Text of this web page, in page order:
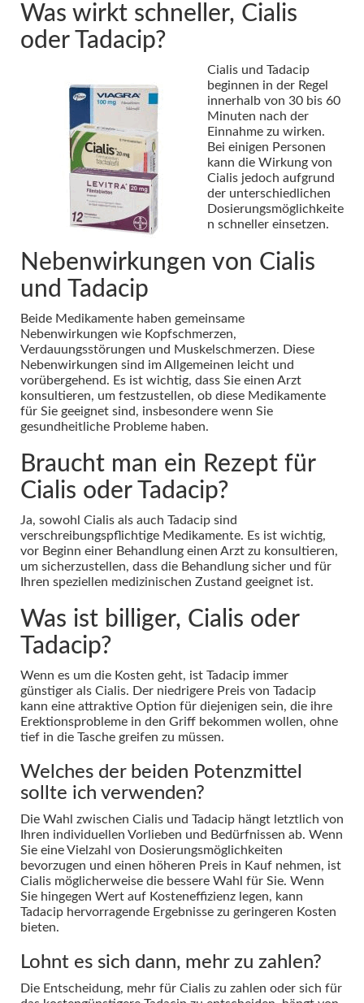
Was wirkt schneller, Cialis
oder Tadacip?
Cialis und Tadacip
beginnen in der Regel
innerhalb von 30 bis 60
Minuten nach der
Einnahme zu wirken.
Bei einigen Personen
kann die Wirkung von
Cialis jedoch aufgrund
der unterschiedlichen
Dosierungsmöglichkeite
n schneller einsetzen.
Nebenwirkungen von Cialis
und Tadacip
Beide Medikamente haben gemeinsame
Nebenwirkungen wie Kopfschmerzen,
Verdauungsstörungen und Muskelschmerzen. Diese
Nebenwirkungen sind im Allgemeinen leicht und
vorübergehend. Es ist wichtig, dass Sie einen Arzt
konsultieren, um festzustellen, ob diese Medikamente
für Sie geeignet sind, insbesondere wenn Sie
gesundheitliche Probleme haben.
Braucht man ein Rezept für
Cialis oder Tadacip?
Ja, sowohl Cialis als auch Tadacip sind
verschreibungspflichtige Medikamente. Es ist wichtig,
vor Beginn einer Behandlung einen Arzt zu konsultieren,
um sicherzustellen, dass die Behandlung sicher und für
Ihren speziellen medizinischen Zustand geeignet ist.
Was ist billiger, Cialis oder
Tadacip?
Wenn es um die Kosten geht, ist Tadacip immer
günstiger als Cialis. Der niedrigere Preis von Tadacip
kann eine attraktive Option für diejenigen sein, die ihre
Erektionsprobleme in den Griff bekommen wollen, ohne
tief in die Tasche greifen zu müssen.
Welches der beiden Potenzmittel
sollte ich verwenden?
Die Wahl zwischen Cialis und Tadacip hängt letztlich von
Ihren individuellen Vorlieben und Bedürfnissen ab. Wenn
Sie eine Vielzahl von Dosierungsmöglichkeiten
bevorzugen und einen höheren Preis in Kauf nehmen, ist
Cialis möglicherweise die bessere Wahl für Sie. Wenn
Sie hingegen Wert auf Kosteneffizienz legen, kann
Tadacip hervorragende Ergebnisse zu geringeren Kosten
bieten.
Lohnt es sich dann, mehr zu zahlen?
Die Entscheidung, mehr für Cialis zu zahlen oder sich für